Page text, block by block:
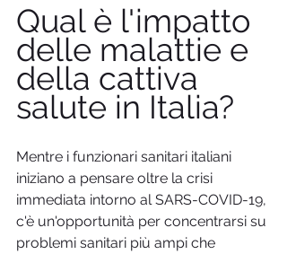
Qual è l'impatto
delle malattie e
della cattiva
salute in Italia?
Mentre i funzionari sanitari italiani
iniziano a pensare oltre la crisi
immediata intorno al SARS-COVID-19,
c'è un'opportunità per concentrarsi su
problemi sanitari più ampi che